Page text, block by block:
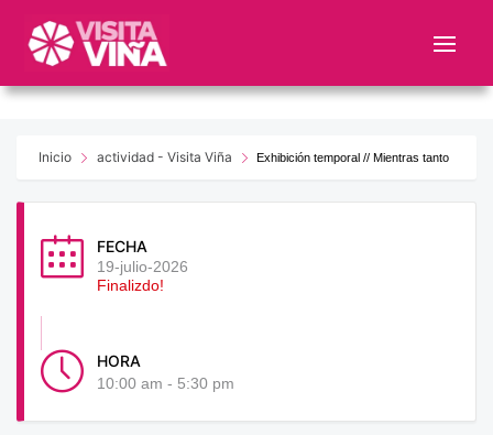
este
web
sistemaInicio actividad - Visita Viña Exhibición temporal // Mientras tanto
FECHA
19-julio-2026
Finalizdo!
HORA
10:00 am - 5:30 pm